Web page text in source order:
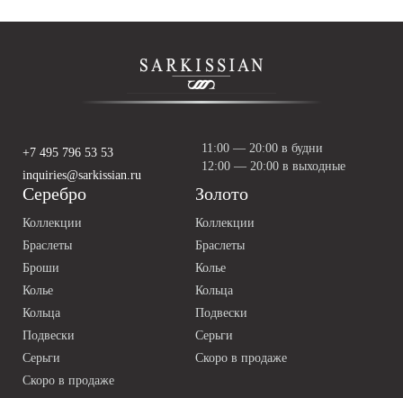
Серебро
Коллекции
Браслеты
Броши
Колье
Кольца
Подвески
Серьги
Скоро в продаже
Золото
Коллекции
Браслеты
Колье
Кольца
Подвески
Серьги
Скоро в продаже
+7 495 796 53 53
inquiries@sarkissian.ru
11:00 — 20:00 в будни
12:00 — 20:00 в выходные